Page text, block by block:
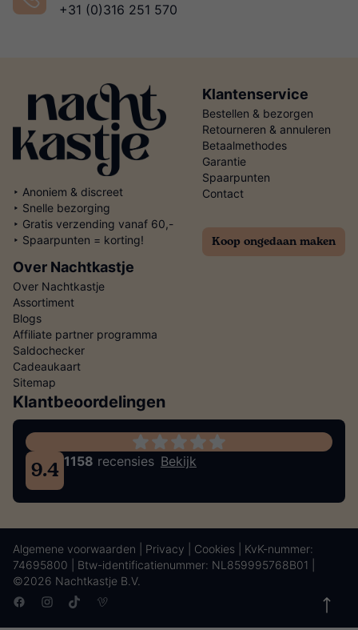
+31 (0)316 251 570
‣ Anoniem & discreet
‣ Snelle bezorging
‣ Gratis verzending vanaf 60,-
‣ Spaarpunten = korting!
Klantenservice
Bestellen & bezorgen
Retourneren & annuleren
Betaalmethodes
Garantie
Spaarpunten
Contact
Koop ongedaan maken
Over Nachtkastje
Over Nachtkastje
Assortiment
Blogs
Affiliate partner programma
Saldochecker
Cadeaukaart
Sitemap
Klantbeoordelingen
9.4 1158 recensies Bekijk
Algemene voorwaarden Privacy Cookies | KvK-nummer:
74695800 | Btw-identificatienummer: NL859995768B01 |
©2026 Nachtkastje B.V.
FacebookInstagram
TikTokVimeo